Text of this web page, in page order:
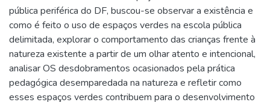
pública periférica do DF, buscou-se observar a existência e
como é feito o uso de espaços verdes na escola pública
delimitada, explorar o comportamento das crianças frente à
natureza existente a partir de um olhar atento e intencional,
analisar OS desdobramentos ocasionados pela prática
pedagógica desemparedada na natureza e refletir como
esses espaços verdes contribuem para o desenvolvimento